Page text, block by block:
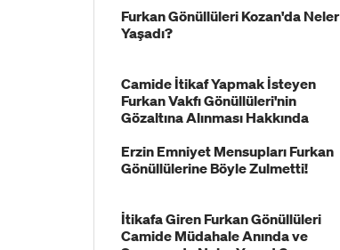
Furkan Gönüllüleri Kozan'da Neler
Yaşadı?
Camide İtikaf Yapmak İsteyen
Furkan Vakfı Gönüllüleri'nin
Gözaltına Alınması Hakkında
Erzin Emniyet Mensupları Furkan
Gönüllülerine Böyle Zulmetti!
İtikafa Giren Furkan Gönüllüleri
Camide Müdahale Anında ve